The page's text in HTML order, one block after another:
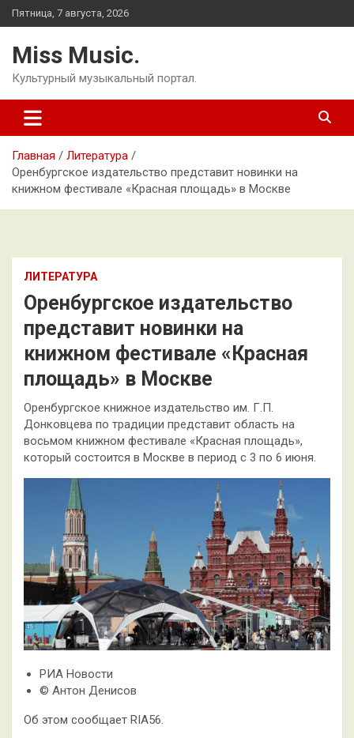
Перейти
к
Пятница, 7 августа, 2026
Miss Music.
Культурный музыкальный портал.
Главная
Литература
Оренбургское издательство представит новинки на
книжном фестивале «Красная площадь» в Москве
ЛИТЕРАТУРА
Оренбургское издательство
представит новинки на
книжном фестивале «Красная
площадь» в Москве
Оренбургское книжное издательство им. Г.П.
Донковцева по традиции представит область на
восьмом книжном фестивале «Красная площадь»,
который состоится в Москве в период с 3 по 6 июня.
РИА Новости
© Антон Денисов
Об этом сообщает RIA56.